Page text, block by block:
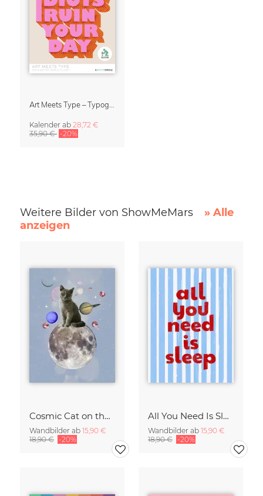
Kalender ab 28,72 €
35,90 € -20%
Weitere Bilder von ShowMeMars
» Alle
anzeigen
Cosmic Cat on the Moon - Surreal Space Collage Fine Art Print
Wandbilder ab 15,90 €
18,90 € -20%
All You Need Is Sleep Art Print - Retro Striped Bedroom Poster
Wandbilder ab 15,90 €
18,90 € -20%